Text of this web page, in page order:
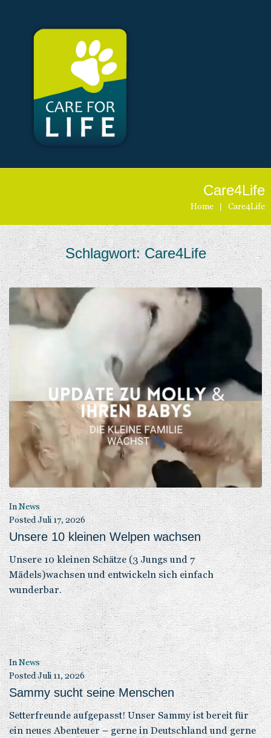
Care4Life
Home | Care4Life
Schlagwort:Care4Life
InNews
PostedJuli 17, 2026
Unsere 10 kleinen Welpen wachsen
Unsere 10 kleinen Schätze (3 Jungs und 7
Mädels)wachsen und entwickeln sich einfach
wunderbar.
InNews
PostedJuli 11, 2026
Sammy sucht seine Menschen
Setterfreunde aufgepasst! Unser Sammy ist bereit für
ein neues Abenteuer – gerne in Deutschland und gerne